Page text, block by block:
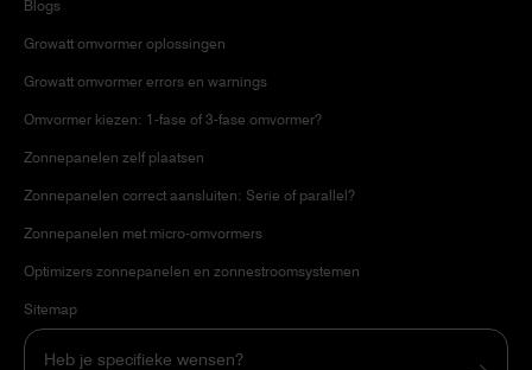
Blogs
Growatt omvormer oplossingen
Growatt omvormer errors en warnings
Omvormer kiezen: 1-fase of 3-fase omvormer?
Zonnepanelen zelf plaatsen
Zonnepanelen correct aansluiten: Serie of parallel?
Zonnepanelen met micro-omvormers
Optimizers zonnepanelen en zonnestroomsystemen
Sitemap
Heb je specifieke wensen?